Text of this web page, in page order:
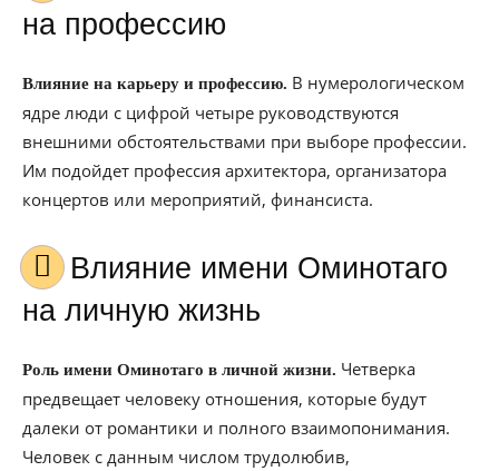
на профессию
Влияние на карьеру и профессию. В нумерологическом
ядре люди с цифрой четыре руководствуются
внешними обстоятельствами при выборе профессии.
Им подойдет профессия архитектора, организатора
концертов или мероприятий, финансиста.
Влияние имени Оминотаго
на личную жизнь
Роль имени Оминотаго в личной жизни. Четверка
предвещает человеку отношения, которые будут
далеки от романтики и полного взаимопонимания.
Человек с данным числом трудолюбив,